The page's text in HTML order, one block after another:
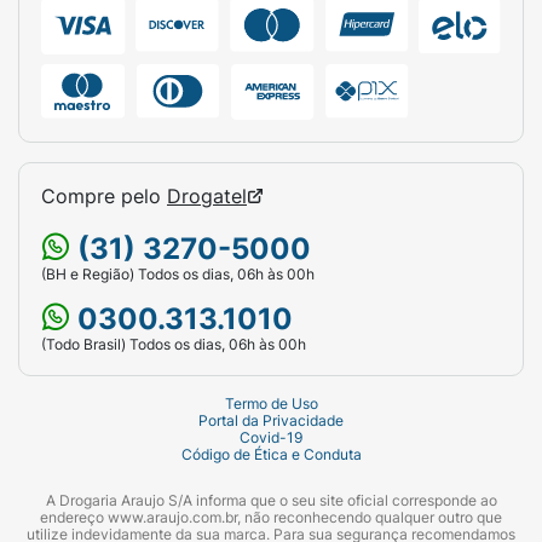
arejado e protegido da luz solar direta.
Ficha Técnica:
Linha:Brasil.
Tamanho:39/40.
Cor da Palmilha:Branco.
Detalhes Especiais:Pin da Bandeira do
Brasil na tira e listras verde/amarelo na
lateral da sola.
Compre pelo Drogatel
(31) 3270-5000
(BH e Região) Todos os dias, 06h às 00h
0300.313.1010
(Todo Brasil) Todos os dias, 06h às 00h
Termo de Uso
Portal da Privacidade
Covid-19
Código de Ética e Conduta
A Drogaria Araujo S/A informa que o seu site oficial corresponde ao
endereço www.araujo.com.br, não reconhecendo qualquer outro que
utilize indevidamente da sua marca. Para sua segurança recomendamos